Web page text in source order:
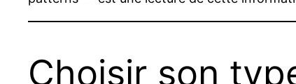
Choisir son